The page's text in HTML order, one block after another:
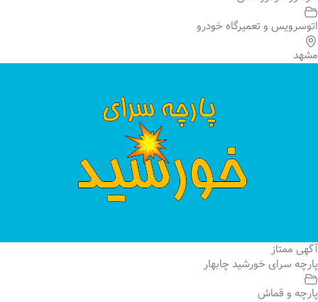
اتوسرویس و تعمیرگاه خودرو
مشهد
آگهی ممتاز
پارچه سرای خورشید چابهار
پارچه و قماش